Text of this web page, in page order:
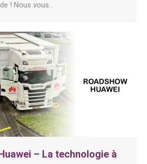
! Nous vous…
– La technologie à